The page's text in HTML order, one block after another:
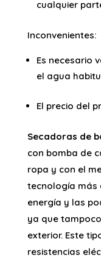
cualquier
Inconvenientes:
Es necesario
el agua
El precio del
Secadoras de
con bomba de
ropa y con el
tecnología más
energía y las
ya que
exterior. Este
resistencias